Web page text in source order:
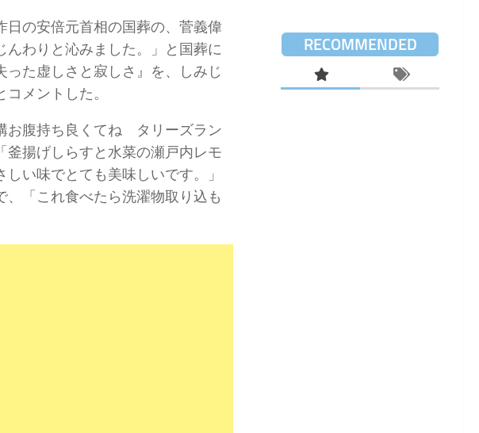
の安倍元首相の国葬の、菅義偉
わりと沁みました。」と国葬に
た虚しさと寂しさ』を、しみじ
メントした。
お腹持ち良くてね タリーズラン
揚げしらすと水菜の瀬戸内レモ
い味でとても美味しいです。」
「これ食べたら洗濯物取り込も
RECOMMENDED